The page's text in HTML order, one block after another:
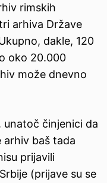
rimskih
arhiva Države
dakle, 120
oko 20.000
može dnevno
unatoč činjenici da
arhiv baš tada
prijavili
(prijave su se